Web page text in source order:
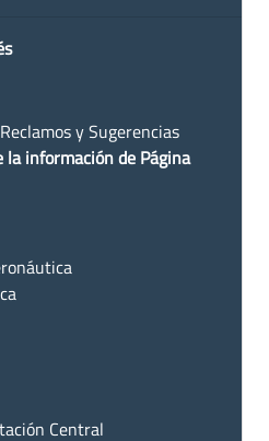
y Sugerencias
la información de Página
Central